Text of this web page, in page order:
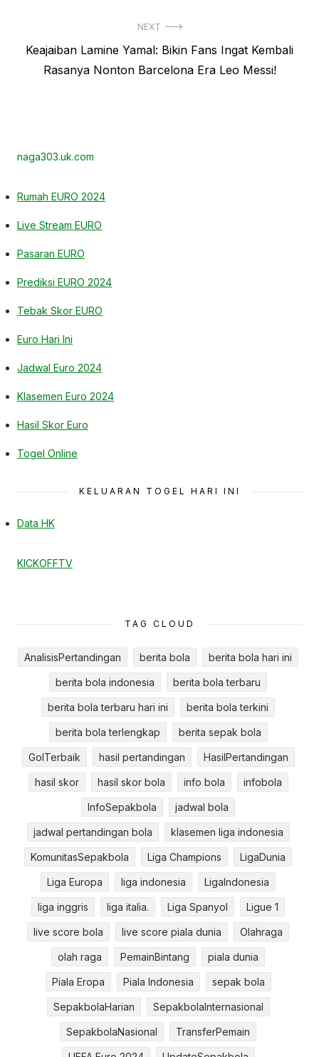
NEXT
Next
post:
Keajaiban Lamine Yamal: Bikin Fans Ingat Kembali
Rasanya Nonton Barcelona Era Leo Messi!
naga303.uk.com
Rumah EURO 2024
Live Stream EURO
Pasaran EURO
Prediksi EURO 2024
Tebak Skor EURO
Euro Hari Ini
Jadwal Euro 2024
Klasemen Euro 2024
Hasil Skor Euro
Togel Online
KELUARAN TOGEL HARI INI
Data HK
KICKOFFTV
TAG CLOUD
AnalisisPertandingan berita bola berita bola hari ini
berita bola indonesia berita bola terbaru
berita bola terbaru hari ini berita bola terkini
berita bola terlengkap berita sepak bola
GolTerbaik hasil pertandingan HasilPertandingan
hasil skor hasil skor bola info bola infobola
InfoSepakbola jadwal bola
jadwal pertandingan bola klasemen liga indonesia
KomunitasSepakbola Liga Champions LigaDunia
Liga Europa liga indonesia LigaIndonesia
liga inggris liga italia. Liga Spanyol Ligue 1
live score bola live score piala dunia Olahraga
olah raga PemainBintang piala dunia
Piala Eropa Piala Indonesia sepak bola
SepakbolaHarian SepakbolaInternasional
SepakbolaNasional TransferPemain